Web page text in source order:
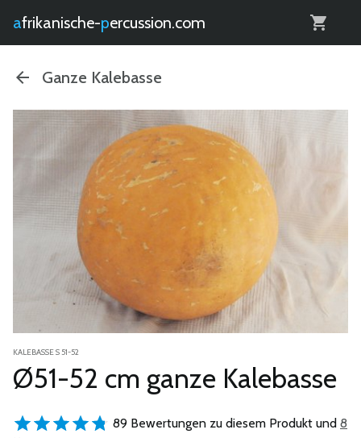
afrikanische- percussion.com
Ganze Kalebasse
KALEBASSE S 51-52
Ø51-52 cm ganze Kalebasse
89 Bewertungen zu diesem Produkt und 8